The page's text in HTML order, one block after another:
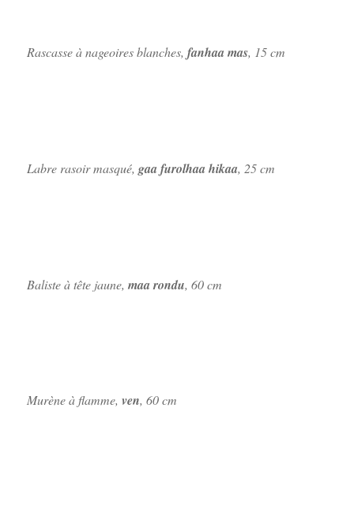
Rascasse à nageoires blanches,fanhaa mas, 15 cm
Labre rasoir masqué,gaa furolhaa hikaa, 25 cm
Baliste à tête jaune,maa rondu, 60 cm
Murène à flamme,ven, 60 cm